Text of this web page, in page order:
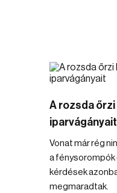
A rozsda őrzi
iparvágányait
Vonat már rég
a fénysorompók
kérdések
megmaradtak.